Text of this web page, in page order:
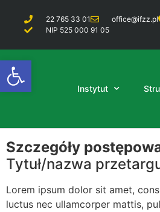
Otwórz pasek narzędzi
22 765 33 01 office@ifzz.pl
NIP 525 000 91 05
Instytut
Szczegóły
Tytuł/nazwa
Lorem ipsum dolor sit amet,
luctus nec ullamcorper mattis,